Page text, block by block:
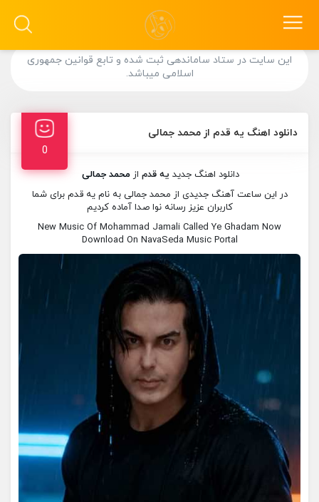
این سایت در ستاد ساماندهی ثبت شده و تابع قوانین جمهوری
اسلامی میباشد.
دانلود اهنگ یه قدم از محمد جمالی
0
دانلود اهنگ جدید یه قدم ازمحمد جمالی
در این ساعت آهنگ جدیدی از محمد جمالی به نام یه قدم برای شما
کاربران عزیز رسانه نوا صدا آماده کردیم
New Music Of Mohammad Jamali Called Ye Ghadam Now
Download On NavaSeda Music Portal